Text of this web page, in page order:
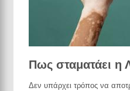
Πως σταματάει η
Δεν υπάρχει τρόπος να